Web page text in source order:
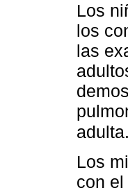
Los
los
las
adulta.
Los
con